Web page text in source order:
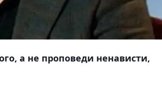
а не проповеди ненависти,